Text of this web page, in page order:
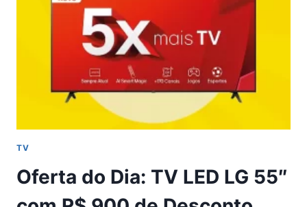
PROMOCIONAL
TV
Oferta do Dia: TV LED LG 55″